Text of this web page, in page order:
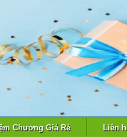
Chương Giá Rẻ Liên